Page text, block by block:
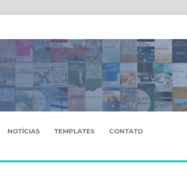
NOTÍCIAS TEMPLATES CONTATO